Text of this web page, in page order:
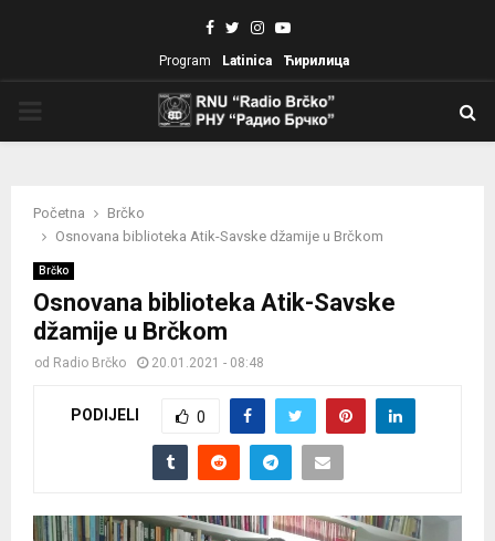
Facebook
TwitterInstagram
Youtube
Program Latinica Ћирилица
Početna
Brčko
Osnovana biblioteka Atik-Savske džamije u Brčkom
Brčko
Osnovana biblioteka Atik-Savske
džamije u Brčkom
od Radio Brčko 20.01.2021 - 08:48
PODIJELI 0